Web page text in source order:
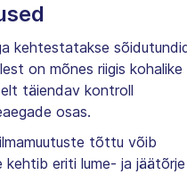
kehtestatakse
on mõnes riigis kohalike
täiendav kontroll
osas.
tõttu võib
kehtib eriti lume- ja jäätõrje